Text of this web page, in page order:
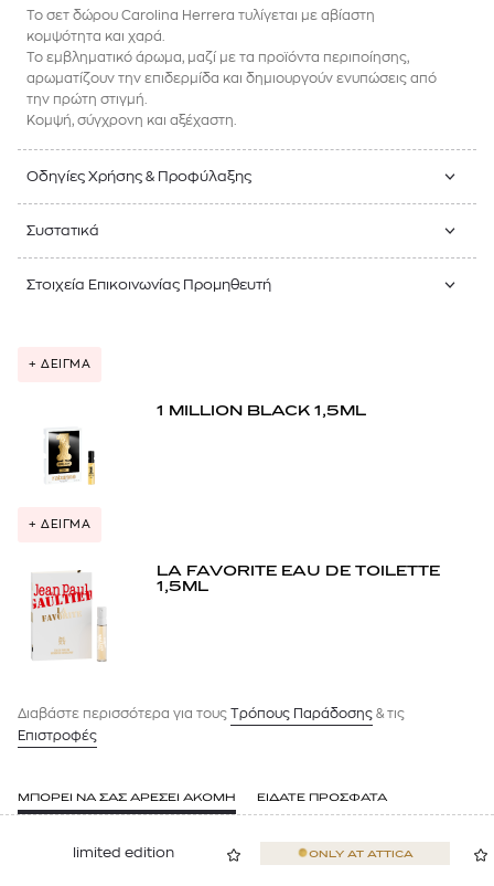
Το σετ δώρου Carolina Herrera τυλίγεται με αβίαστη
κομψότητα και χαρά.
Το εμβληματικό άρωμα, μαζί με τα προϊόντα περιποίησης,
αρωματίζουν την επιδερμίδα και δημιουργούν ενυπώσεις από
την πρώτη στιγμή.
Κομψή, σύγχρονη και αξέχαστη.
Οδηγίες Χρήσης & Προφύλαξης
Συστατικά
Στοιχεία Επικοινωνίας Προμηθευτή
+ ΔΕΙΓΜΑ
1 MILLION BLACK 1,5ML
+ ΔΕΙΓΜΑ
LA FAVORITE EAU DE TOILETTE
1,5ML
Διαβάστε περισσότερα για τους Tρόπους Παράδοσης & τις
Επιστροφές
ΜΠΟΡΕΙ ΝΑ ΣΑΣ ΑΡΕΣΕΙ ΑΚΟΜΗ ΕΙΔΑΤΕ ΠΡΟΣΦΑΤΑ
limited edition ONLY AT ATTICA